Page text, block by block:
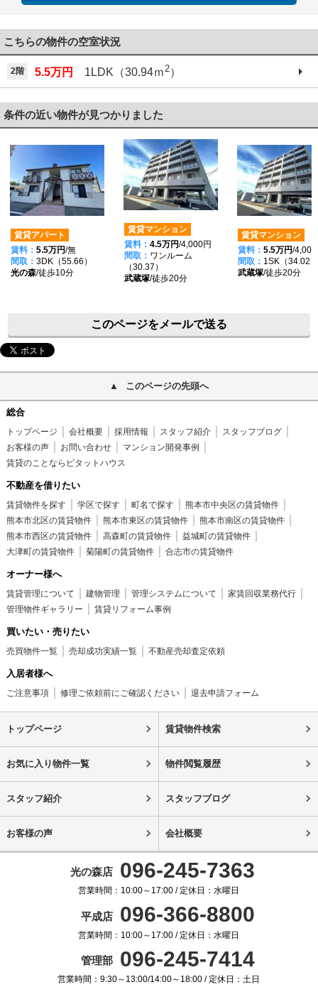
こちらの物件の空室状況
2階 5.5万円 1LDK（30.94ｍ2）
条件の近い物件が見つかりました
賃貸アパート
賃料： 5.5万円/無
間取： 3DK（55.66）
光の森/徒歩10分
賃貸マンション
賃料： 4.5万円/4,000円
間取： ワンルーム
（30.37）
武蔵塚/徒歩20分
賃貸マンション
賃料： 5.5万円/4,000
間取： 1SK（34.02）
武蔵塚/徒歩20分
このページをメールで送る
このページの先頭へ
総合
トップページ 会社概要 採用情報 スタッフ紹介
スタッフブログ
お客様の声
お問い合わせ
マンション開発事例
賃貸のことならピタットハウス
不動産を借りたい
賃貸物件を探す 学区で探す 町名で探す
熊本市中央区の賃貸物件
熊本市北区の賃貸物件
熊本市東区の賃貸物件
熊本市南区の賃貸物件
熊本市西区の賃貸物件
高森町の賃貸物件
益城町の賃貸物件
大津町の賃貸物件
菊陽町の賃貸物件 合志市の賃貸物件
オーナー様へ
賃貸管理について 建物管理 管理システムについて
家賃回収業務代行
管理物件ギャラリー
賃貸リフォーム事例
買いたい・売りたい
売買物件一覧 売却成功実績一覧 不動産売却査定依頼
入居者様へ
ご注意事項 修理ご依頼前にご確認ください 退去申請フォーム
トップページ 賃貸物件検索
お気に入り物件一覧 物件閲覧履歴
スタッフ紹介 スタッフブログ
お客様の声 会社概要
光の森店 096-245-7363
営業時間：10:00～17:00 / 定休日：水曜日
平成店 096-366-8800
営業時間：10:00～17:00 / 定休日：水曜日
管理部 096-245-7414
営業時間：9:30～13:00/14:00～18:00 / 定休日：土日